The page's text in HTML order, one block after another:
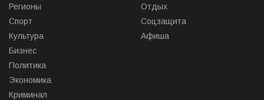
Регионы
Спорт
Культура
Бизнес
Политика
Экономика
Криминал
Отдых
Соцзащита
Афиша